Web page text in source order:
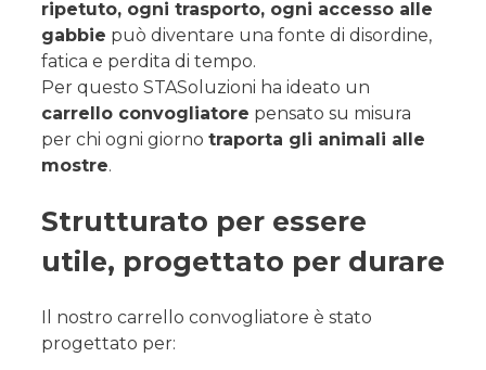
ripetuto, ogni trasporto, ogni accesso alle
gabbie può diventare una fonte di disordine,
fatica e perdita di tempo.
Per questo STASoluzioni ha ideato un
carrello convogliatore pensato su misura
per chi ogni giorno traporta gli animali alle
mostre.
Strutturato per essere
utile, progettato per durare
Il nostro carrello convogliatore è stato
progettato per: